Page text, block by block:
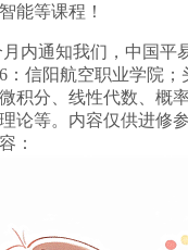
能等课程！
通知我们，中国平
：信阳航空职业学院；
积分、线性代数、概
论等。内容仅供进修
：